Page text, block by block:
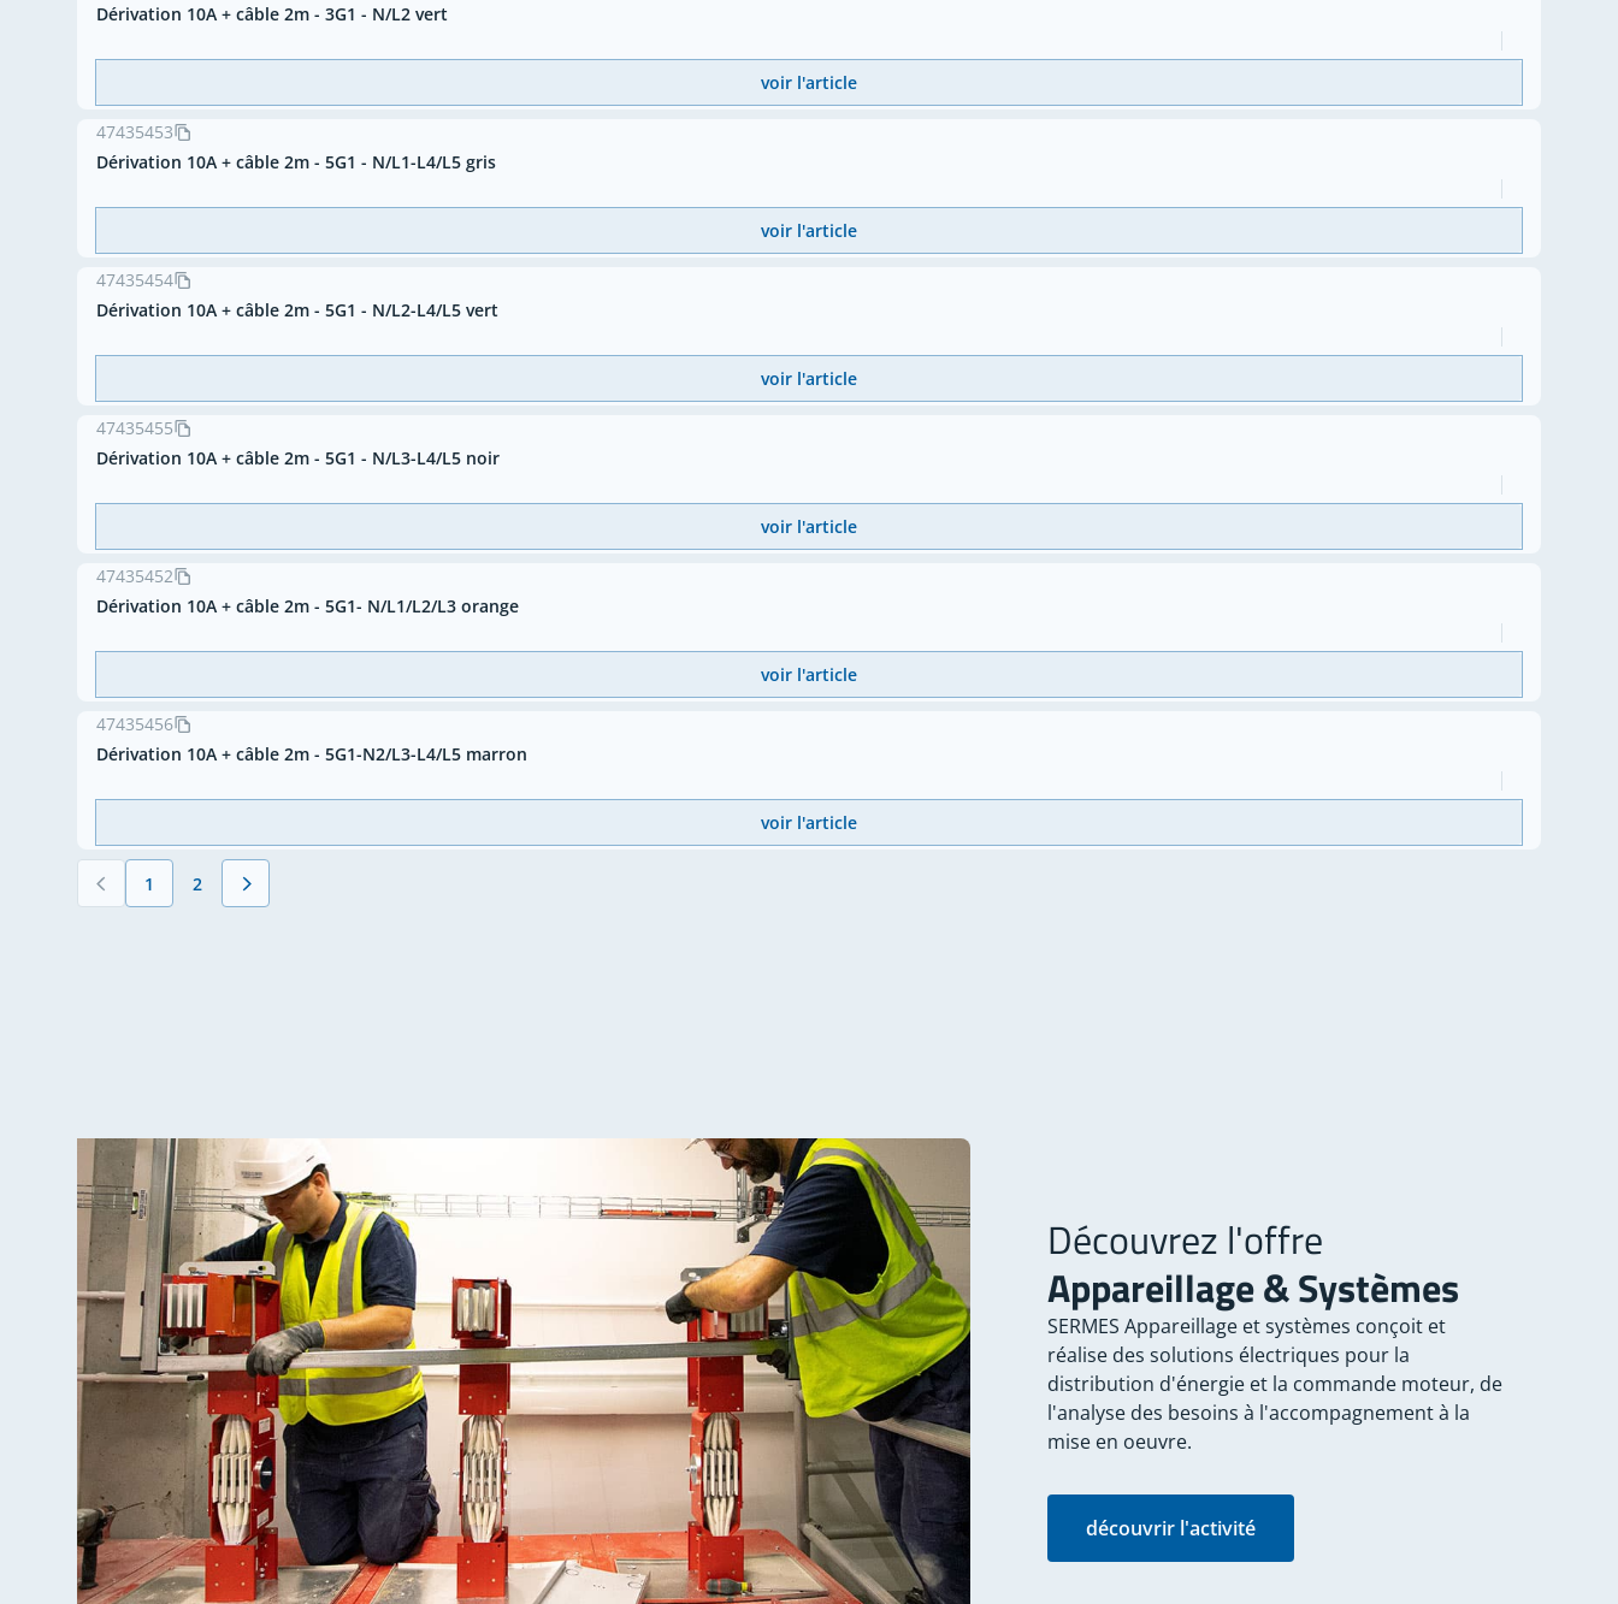
Dérivation 10A + câble 2m - 3G1 - N/L2 vert
voir l'article
47435453
Dérivation 10A + câble 2m - 5G1 - N/L1-L4/L5 gris
voir l'article
47435454
Dérivation 10A + câble 2m - 5G1 - N/L2-L4/L5 vert
voir l'article
47435455
Dérivation 10A + câble 2m - 5G1 - N/L3-L4/L5 noir
voir l'article
47435452
Dérivation 10A + câble 2m - 5G1- N/L1/L2/L3 orange
voir l'article
47435456
Dérivation 10A + câble 2m - 5G1-N2/L3-L4/L5 marron
voir l'article
Vous lisez actuellement la page
1 Page
2
Découvrez l'offre
Appareillage & Systèmes
SERMES Appareillage et systèmes conçoit et
réalise des solutions électriques pour la
distribution d'énergie et la commande moteur, de
l'analyse des besoins à l'accompagnement à la
mise en oeuvre.
découvrir l'activité